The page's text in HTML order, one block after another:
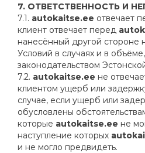
7. ОТВЕТСТВЕННОСТЬ И
7.1. autokaitse.ee отвечает
клиент отвечает перед
нанесённый другой стороне
Условий в случаях и в
законодательством
7.2. autokaitse.ee не
клиентом ущерб или
случае, если ущерб или
обусловлены
которые autokaitse.ee не
наступление которых
и не могло предвидеть.